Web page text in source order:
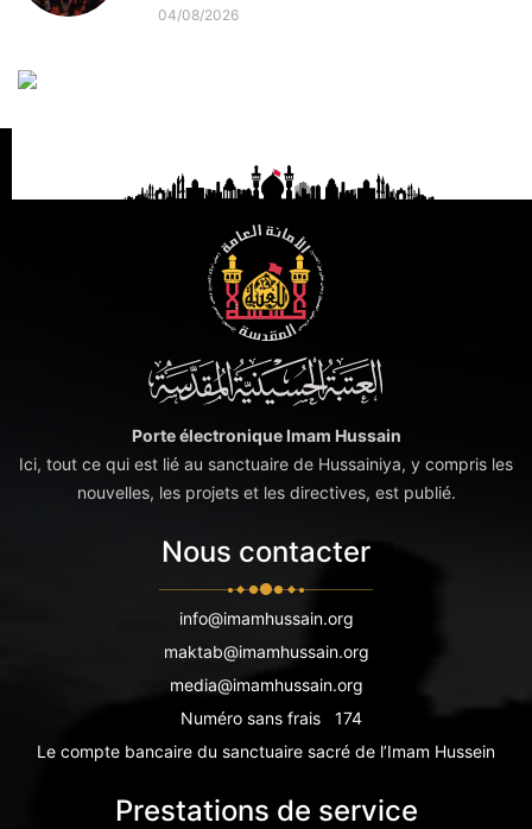
04/08/2026
Porte électronique Imam Hussain
Ici, tout ce qui est lié au sanctuaire de Hussainiya, y compris les
nouvelles, les projets et les directives, est publié.
Nous contacter
info@imamhussain.org
maktab@imamhussain.org
media@imamhussain.org
Numéro sans frais
174
Le compte bancaire du sanctuaire sacré de l’Imam Hussein
Prestations de service